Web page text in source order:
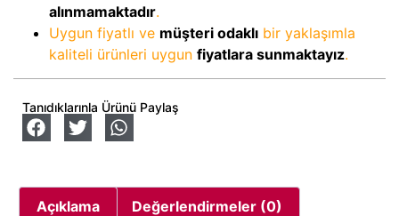
alınmamaktadır.
Uygun fiyatlı ve müşteri odaklı bir yaklaşımla
kaliteli ürünleri uygun fiyatlara sunmaktayız.
Tanıdıklarınla Ürünü Paylaş
Açıklama Değerlendirmeler (0)